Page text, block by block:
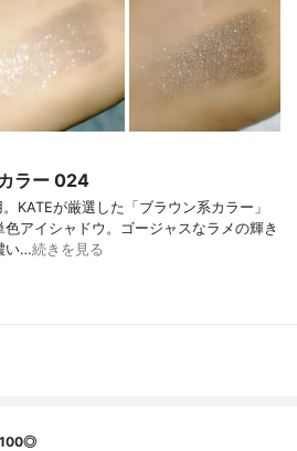
ラー 024
KATEが厳選した「ブラウン系カラー」
アイシャドウ。ゴージャスなラメの輝き
い…続きを見る
100◎